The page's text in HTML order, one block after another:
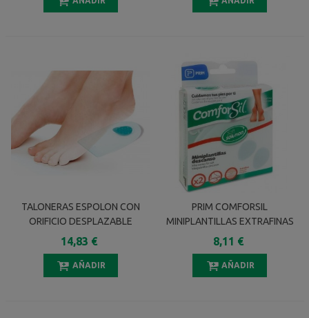
TALONERAS ESPOLON CON
ORIFICIO DESPLAZABLE
COMFORSIL CC215 TALLA L 2
UNIDADES
14,83 €
AÑADIR
PRIM COMFORSIL
MINIPLANTILLAS EXTRAFINAS
ANTIDESLIZANTES SILICONA
CC257 2 UNIDADES
8,11 €
AÑADIR